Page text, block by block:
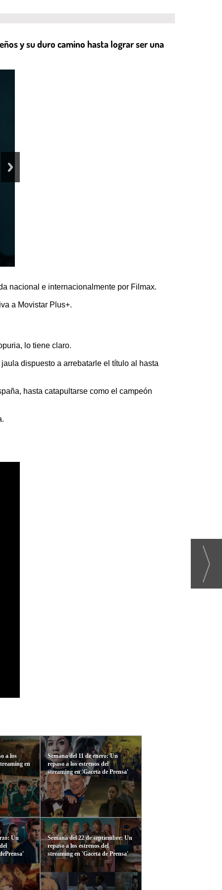
y su duro camino hasta lograr ser una
nacional e internacionalmente por Filmax.
a Movistar Plus+.
lo tiene claro.
dispuesto a arrebatarle el título al hasta
hasta catapultarse como el campeón
a los
en
Un
Semana del 11 de enero: Un
repaso a los estrenos del
streaming en 'Gaceta de Prensa'
Semana del 22 de septiembre: Un
repaso a los estrenos del
streaming en 'Gaceta de Prensa'